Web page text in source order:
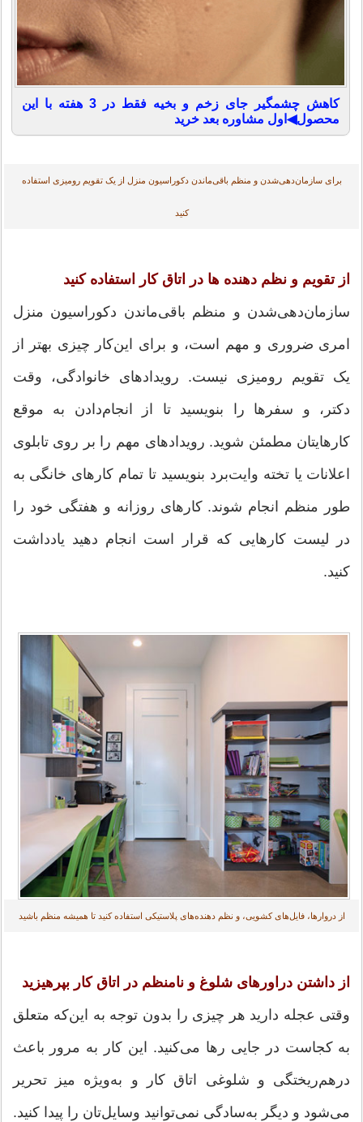
کاهش چشمگیر جای زخم و بخیه فقط در 3 هفته با این
محصول◀اول مشاوره بعد خرید
برای سازمان‌دهی‌شدن و منظم باقی‌ماندن دکوراسیون منزل از یک تقویم رومیزی استفاده
کنید
از تقویم و نظم دهنده ها در اتاق کار استفاده کنید
سازمان‌دهی‌شدن و منظم باقی‌ماندن دکوراسیون منزل
امری ضروری و مهم است، و برای این‌کار چیزی بهتر از
یک تقویم رومیزی نیست. رویدادهای خانوادگی، وقت
دکتر، و سفرها را بنویسید تا از انجام‌دادن به موقع
کارهایتان مطمئن شوید. رویدادهای مهم را بر روی تابلوی
اعلانات یا تخته وایت‌برد بنویسید تا تمام کارهای خانگی به
طور منظم انجام شوند. کارهای روزانه و هفتگی خود را
در لیست کارهایی که قرار است انجام دهید یادداشت
کنید.
از دروارها، فایل‌های کشویی، و نظم دهنده‌های پلاستیکی استفاده کنید تا همیشه منظم باشید
از داشتن دراورهای شلوغ و نامنظم در اتاق کار بپرهیزید
وقتی عجله دارید هر چیزی را بدون توجه به این‌که متعلق
به کجاست در جایی رها می‌کنید. این کار به مرور باعث
درهم‌ریختگی و شلوغی اتاق کار و به‌ویژه میز تحریر
می‌شود و دیگر به‌سادگی نمی‌توانید وسایل‌تان را پیدا کنید.